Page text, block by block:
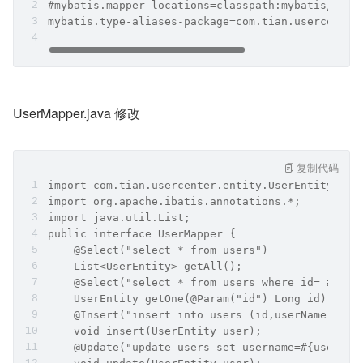
#mybatis.mapper-locations=classpath:mybatis/
mybatis.type-aliases-
UserMapper.java 修改
import com.tian.usercenter.entity.UserEntity;
import org.apache.ibatis.annotations.*;
import java.util.List;
public interface UserMapper {
@Select("select * from users")
List<UserEntity> getAll();
@Select("select * from users where id=
UserEntity getOne(@Param("id") Long id);
@Insert("insert into users
void insert(UserEntity user);
@Update("update users set
复制代码